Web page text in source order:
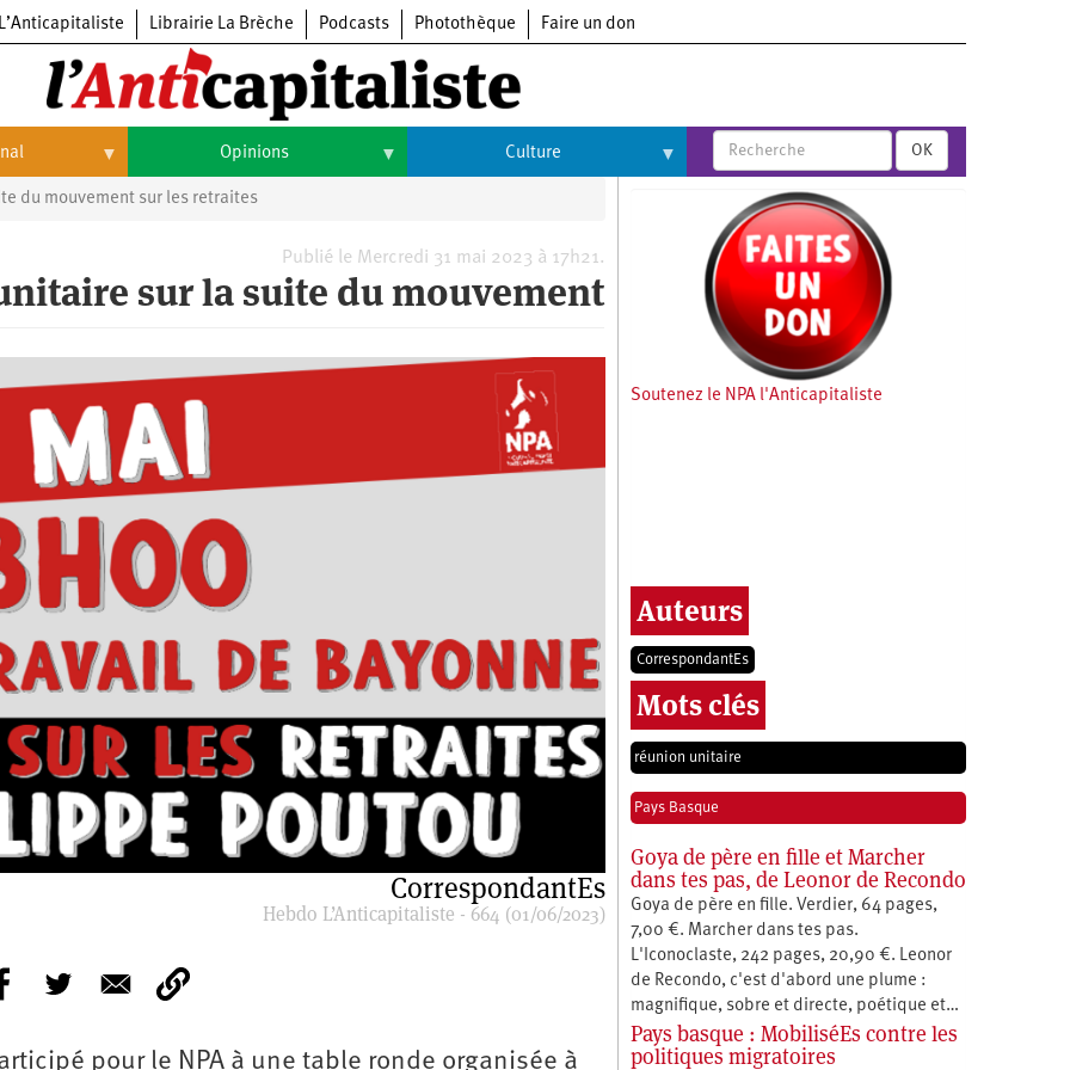
L’Anticapitaliste Librairie La Brèche Podcasts Photothèque Faire un don
Opinions
Opinions
Culture
Arts
Cinéma
Expositions
OK
du mouvement sur les retraites
Publié le Mercredi 31 mai 2023 à 17h21.
sur la suite du mouvement
CorrespondantEs
Hebdo L’Anticapitaliste - 664 (01/06/2023)
pour le NPA à une table ronde organisée à
Soutenez le NPA l'Anticapitaliste
Auteurs
CorrespondantEs
Mots clés
réunion unitaire
Pays Basque
Goya de père en fille et Marcher
dans tes pas, de Leonor de Recondo
Goya de père en fille. Verdier, 64 pages,
7,00 €. Marcher dans tes pas.
L'Iconoclaste, 242 pages, 20,90 €. Leonor
de Recondo, c'est d'abord une plume :
magnifique, sobre et directe, poétique et…
Pays basque : MobiliséEs contre les
politiques migratoires